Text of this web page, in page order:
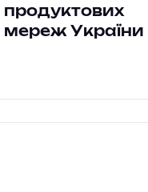
продуктових
мереж України